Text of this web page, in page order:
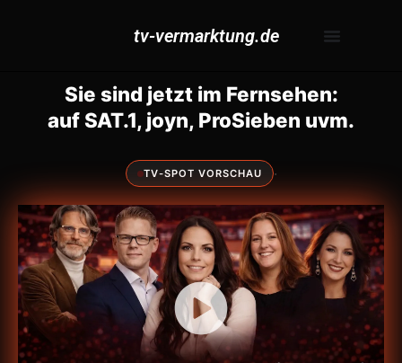
tv-vermarktung.de
Sie sind jetzt im Fernsehen:
auf SAT.1, joyn, ProSieben uvm.
TV-SPOT VORSCHAU ·